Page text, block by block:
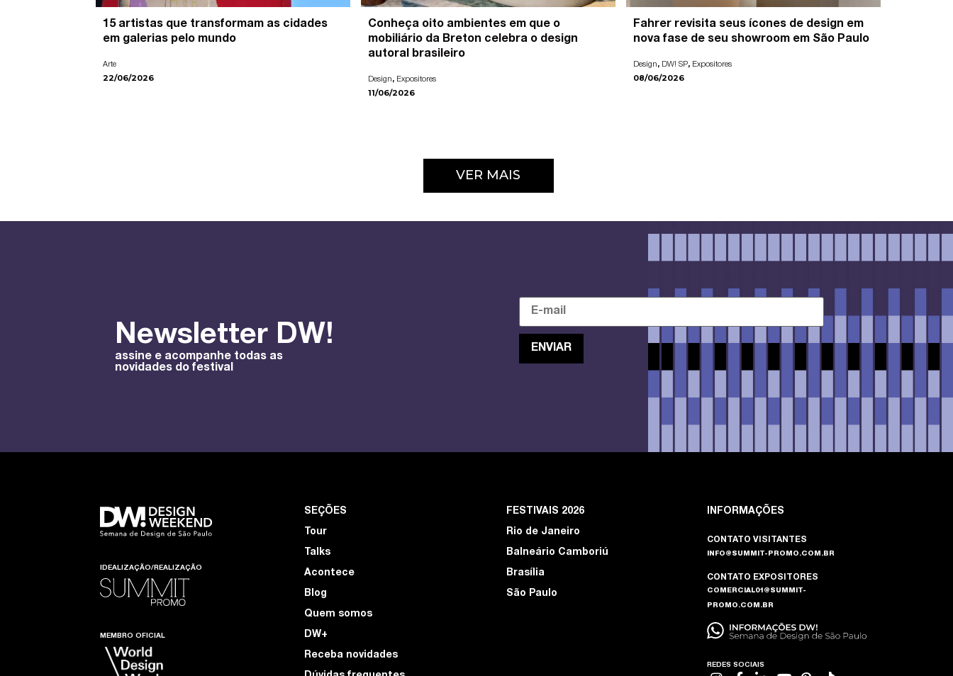
15 artistas que transformam as cidades
em galerias pelo mundo
Arte
22/06/2026
Conheça oito ambientes em que o
mobiliário da Breton celebra o design
autoral brasileiro
Design, Expositores
11/06/2026
Fahrer revisita seus ícones de design em
nova fase de seu showroom em São Paulo
Design, DW! SP, Expositores
08/06/2026
VER MAIS
Newsletter DW!
assine e acompanhe todas as
novidades do festival
IDEALIZAÇÃO/REALIZAÇÃO
MEMBRO OFICIAL
SEÇÕES
Tour
Talks
Acontece
Blog
Quem somos
DW+
Receba novidades
FESTIVAIS 2026
Rio de Janeiro
Balneário Camboriú
Brasília
São Paulo
INFORMAÇÕES
CONTATO VISITANTES
INFO@SUMMIT-PROMO.COM.BR
CONTATO EXPOSITORES
COMERCIAL01@SUMMIT-
PROMO.COM.BR
REDES SOCIAIS